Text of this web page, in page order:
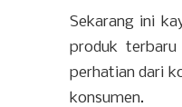
Sekarang ini
produk terbaru
perhatian dari
konsumen.